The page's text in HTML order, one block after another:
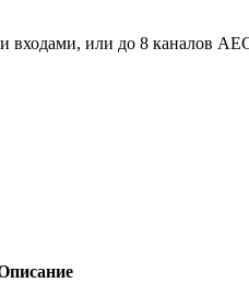
входами, или до 8 каналов